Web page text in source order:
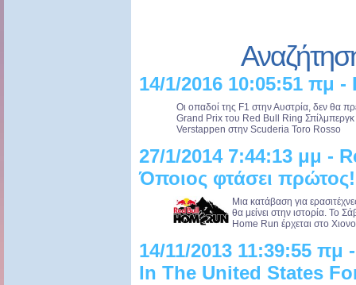
14/1/2016 10:05:51 πμ -
Οι οπαδοί της F1 στην Αυστρία, δεν θα
Grand Prix του Red Bull Ring
Verstappen στην Scuderia Toro Rosso
27/1/2014 7:44:13 μμ -
Όποιος φτάσει πρώτος!
Μια κατάβαση για
θα μείνει στην ιστορία. Το
Home Run έρχεται στο
14/11/2013 11:39:55 πμ
In The United States